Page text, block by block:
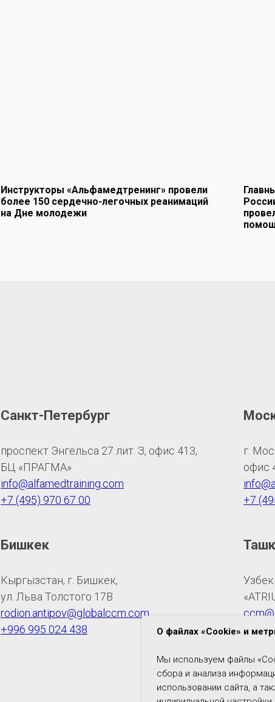
Инструкторы «Альфамедтренинг» провели
более 150 сердечно-легочных реанимаций
на Дне молодежи
О файлах «Cookie» и
Мы используем файлы
сбора и анализа
использовании сайта, а
Санкт-Петербург
проспект Энгельса 27 лит. З, офис 413,
БЦ «ПРАГМА»
info@alfamedtraining.com
+7 (495) 970 67 00
г.
офис
+7
Бишкек
Кыргызстан, г. Бишкек,
ул. Льва Толстого 17В
rodion.antipov@globalccm.com
+996 995 024 438
+998